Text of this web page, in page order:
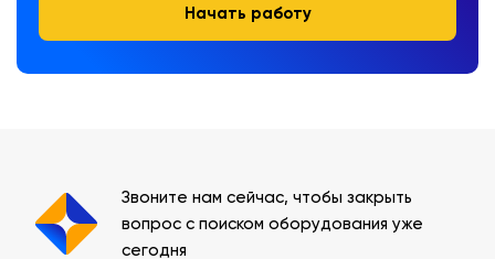
Начать работу
Звоните нам сейчас, чтобы закрыть
вопрос с поиском оборудования уже
сегодня